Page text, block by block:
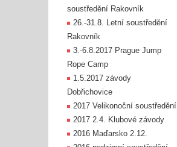
soustředění Rakovník
26.-31.8. Letní soustředění
Rakovník
3.-6.8.2017 Prague Jump
Rope Camp
1.5.2017 závody
Dobřichovice
2017 Velikonoční soustředění
2017 2.4. Klubové závody
2016 Maďarsko 2.12.